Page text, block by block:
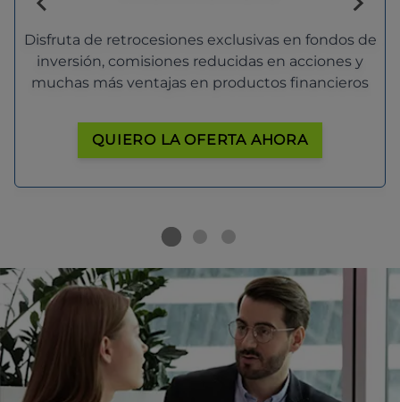
Disfruta de retrocesiones exclusivas en fondos de
inversión, comisiones reducidas en acciones y
muchas más ventajas en productos financieros
QUIERO LA OFERTA AHORA